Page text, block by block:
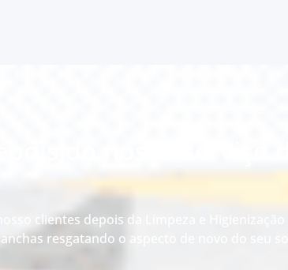
clientes depois da Limpeza e
resgatando o aspecto de novo do seu